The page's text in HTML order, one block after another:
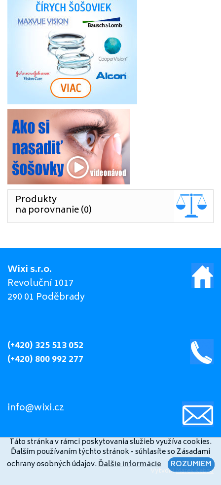
Produkty
na porovnanie (0)
Wixi s.r.o.
Revoluční 1017
290 01 Poděbrady
(+420) 325 513 052
(+420) 800 992 277
info@wixi.cz
VytvorilMarek Kebza
Táto stránka v rámci poskytovania služieb využíva cookies.
Ďalším používaním týchto stránok - súhlasíte so Zásadami
ochrany osobných údajov.Ďalšie informácie ROZUMIEM